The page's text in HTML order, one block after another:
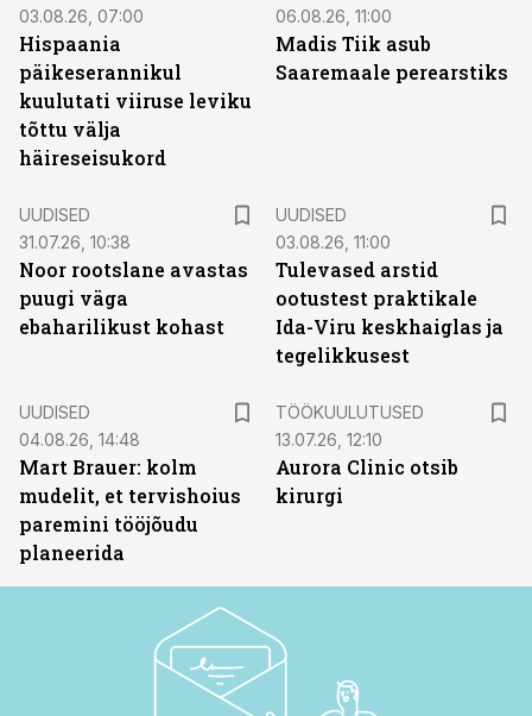
03.08.26, 07:00
Hispaania
päikeserannikul
kuulutati viiruse leviku
tõttu välja
häireseisukord
06.08.26, 11:00
Madis Tiik asub
Saaremaale perearstiks
UUDISED
31.07.26, 10:38
Noor rootslane avastas
puugi väga
ebaharilikust kohast
UUDISED
03.08.26, 11:00
Tulevased arstid
ootustest praktikale
Ida-Viru keskhaiglas ja
tegelikkusest
UUDISED
04.08.26, 14:48
Mart Brauer: kolm
mudelit, et tervishoius
paremini tööjõudu
planeerida
TÖÖKUULUTUSED
13.07.26, 12:10
Aurora Clinic otsib
kirurgi